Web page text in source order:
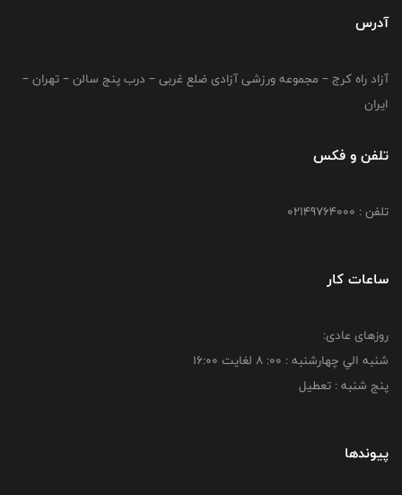
آدرس
آزاد راه کرج – مجموعه ورزشی آزادی ضلع غربی – درب پنج سالن – تهران –
ایران
تلفن و فکس
تلفن : 02149764000
ساعات کار
روزهای عادی:
شنبه الي چهارشنبه : 00: 8 لغايت 16:00
پنج شنبه : تعطیل
پیوندها